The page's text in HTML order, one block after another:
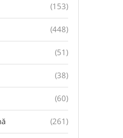
(153)
(448)
(51)
(38)
(60)
(261)